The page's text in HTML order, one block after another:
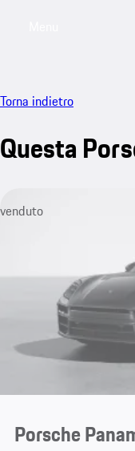
Torna indietro
Questa
venduto
Porsche